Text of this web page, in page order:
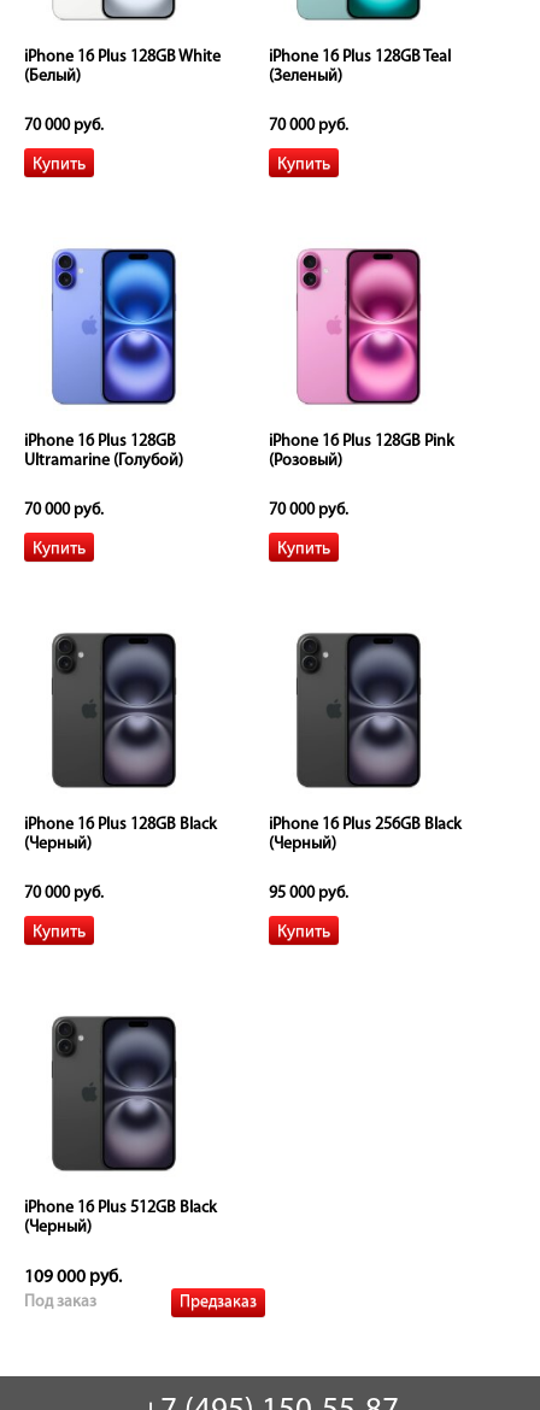
iPhone 16 Plus 128GB White
(Белый)
70 000 руб.
iPhone 16 Plus 128GB Teal
(Зеленый)
70 000 руб.
iPhone 16 Plus 128GB
Ultramarine (Голубой)
70 000 руб.
iPhone 16 Plus 128GB Pink
(Розовый)
70 000 руб.
iPhone 16 Plus 128GB Black
(Черный)
70 000 руб.
iPhone 16 Plus 256GB Black
(Черный)
95 000 руб.
iPhone 16 Plus 512GB Black
(Черный)
109 000 руб.
Под заказ Предзаказ